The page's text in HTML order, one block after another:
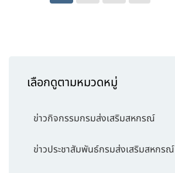
เลือกดูตามหมวดหมู่
ข่าวกิจกรรมกรมส่งเสริมสหกรณ์
ข่าวประชาสัมพันธ์กรมส่งเสริมสหกรณ์